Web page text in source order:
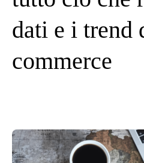
dati e i trend
commerce